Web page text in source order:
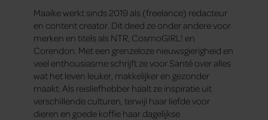
Maaike werkt sinds 2019 als (freelance) redacteur
en content creator. Dit deed ze onder andere voor
merken en titels als NTR, CosmoGIRL! en
Corendon. Met een grenzeloze nieuwsgierigheid en
veel enthousiasme schrijft ze voor Santé over alles
wat het leven leuker, makkelijker en gezonder
maakt. Als reisliefhebber haalt ze inspiratie uit
verschillende culturen, terwijl haar liefde voor
dieren en goede koffie haar dagelijkse